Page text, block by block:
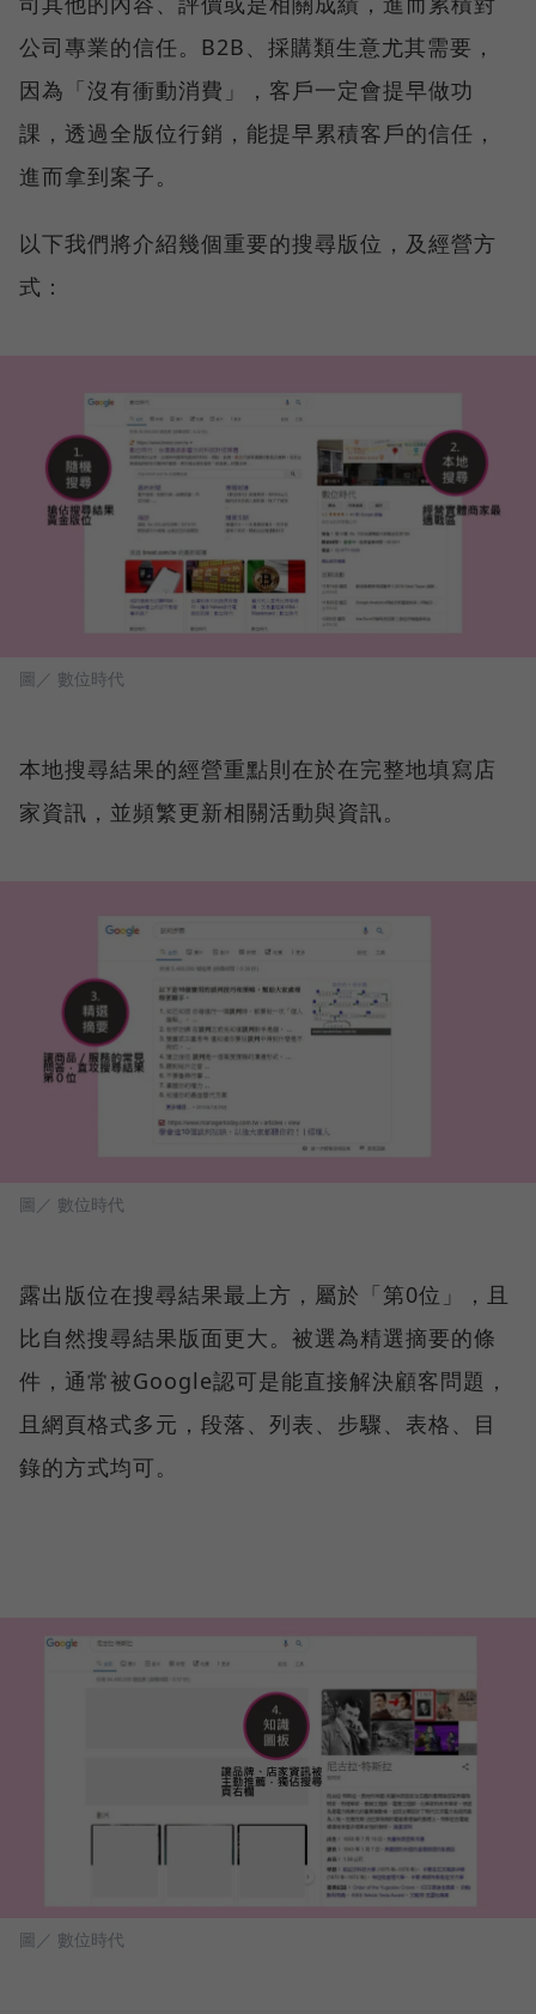
公司專業的信任。B2B、採購類生意尤其需要，
因為「沒有衝動消費」，客戶一定會提早做功
課，透過全版位行銷，能提早累積客戶的信任，
進而拿到案子。
以下我們將介紹幾個重要的搜尋版位，及經營方
式：
圖／ 數位時代
本地搜尋結果的經營重點則在於在完整地填寫店
家資訊，並頻繁更新相關活動與資訊。
圖／ 數位時代
露出版位在搜尋結果最上方，屬於「第0位」，且
比自然搜尋結果版面更大。被選為精選摘要的條
件，通常被Google認可是能直接解決顧客問題，
且網頁格式多元，段落、列表、步驟、表格、目
錄的方式均可。
圖／ 數位時代